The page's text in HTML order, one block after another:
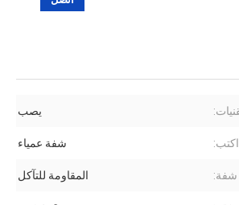
يصب
اكتب: شفة عمياء
شفة: المقاومة للتآكل